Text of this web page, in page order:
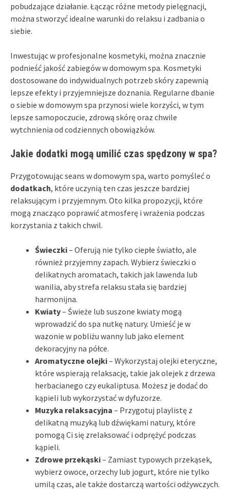
pobudzające działanie. Łącząc różne metody pielęgnacji,
można stworzyć idealne warunki do relaksu i zadbania o
siebie.
Inwestując w profesjonalne kosmetyki, można znacznie
podnieść jakość zabiegów w domowym spa. Kosmetyki
dostosowane do indywidualnych potrzeb skóry zapewnią
lepsze efekty i przyjemniejsze doznania. Regularne dbanie
o siebie w domowym spa przynosi wiele korzyści, w tym
lepsze samopoczucie, zdrową skórę oraz chwile
wytchnienia od codziennych obowiązków.
Jakie dodatki mogą umilić czas spędzony w spa?
Przygotowując seans w domowym spa, warto pomyśleć o
dodatkach, które uczynią ten czas jeszcze bardziej
relaksującym i przyjemnym. Oto kilka propozycji, które
mogą znacząco poprawić atmosferę i wrażenia podczas
korzystania z takich chwil.
Świeczki– Oferują nie tylko ciepłe światło, ale
również przyjemny zapach. Wybierz świeczki o
delikatnych aromatach, takich jak lawenda lub
wanilia, aby strefa relaksu stała się bardziej
harmonijna.
Kwiaty– Świeże lub suszone kwiaty mogą
wprowadzić do spa nutkę natury. Umieść je w
wazonie w pobliżu wanny lub jako element
dekoracyjny na półce.
Aromatyczne olejki– Wykorzystaj olejki eteryczne,
które wspierają relaksację, takie jak olejek z drzewa
herbacianego czy eukaliptusa. Możesz je dodać do
kąpieli lub wykorzystać w dyfuzorze.
Muzyka relaksacyjna – Przygotuj playlistę z
delikatną muzyką lub dźwiękami natury, które
pomogą Ci się zrelaksować i odprężyć podczas
kąpieli.
Zdrowe przekąski– Zamiast typowych przekąsek,
wybierz owoce, orzechy lub jogurt, które nie tylko
umilą czas, ale także dostarczą wartości odżywczych.